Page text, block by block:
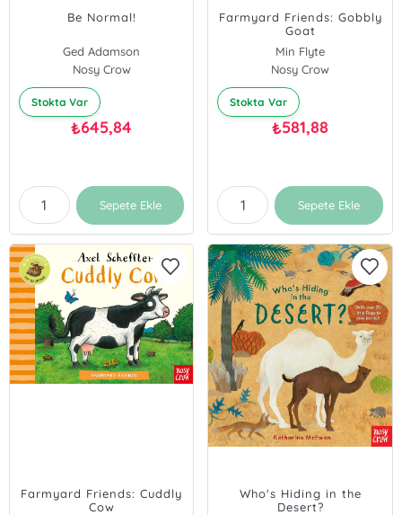
Be Normal!
Ged Adamson
Nosy Crow
Stokta Var
₺645,84
Sepete Ekle
Farmyard Friends: Gobbly
Goat
Min Flyte
Nosy Crow
Stokta Var
₺581,88
Sepete Ekle
Farmyard Friends: Cuddly
Cow
Who's Hiding in the
Desert?